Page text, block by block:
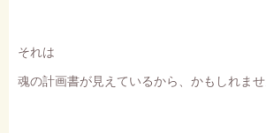
それは
魂の計画書が見えているから、かもしれま